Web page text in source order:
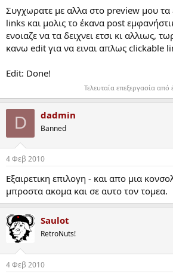
Συγχωρατε με αλλα στο preview μου τα
links και μολις το έκανα post
ενοιαζε να τα δειχνει ετσι κι αλλιως,
κανω edit για να ειναι απλως clickable
Edit: Done!
Τελευταία επεξεργασία από
D dadmin
Banned
4 Φεβ 2010
Εξαιρετικη επιλογη - και απο μια
μπροστα ακομα και σε αυτο τον τομεα.
Saulot
RetroNuts!
4 Φεβ 2010